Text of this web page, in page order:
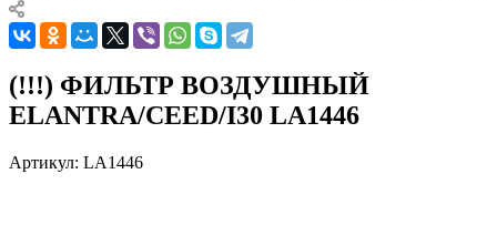
(!!!) ФИЛЬТР ВОЗДУШНЫЙ
ELANTRA/CEED/I30 LA1446
Артикул: LA1446